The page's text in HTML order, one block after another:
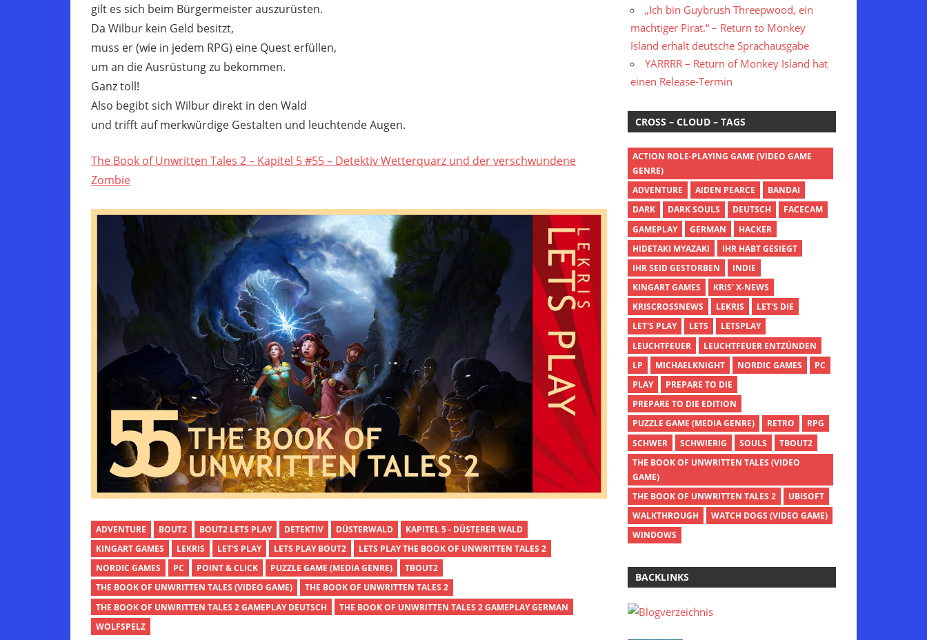
gilt es sich beim Bürgermeister auszurüsten.
Da Wilbur kein Geld besitzt,
muss er (wie in jedem RPG) eine Quest erfüllen,
um an die Ausrüstung zu bekommen.
Ganz toll!
Also begibt sich Wilbur direkt in den Wald
und trifft auf merkwürdige Gestalten und leuchtende Augen.
The Book of Unwritten Tales 2 – Kapitel 5 #55 – Detektiv Wetterquarz und der verschwundene
Zombie
ADVENTURE BOUT2 BOUT2 LETS PLAY DETEKTIV DÜSTERWALD
KAPITEL 5 - DÜSTERER WALD
KINGART GAMES
LEKRIS LET'S PLAY LETS PLAY BOUT2
LETS PLAY THE BOOK OF UNWRITTEN TALES 2
NORDIC GAMES
PC POINT & CLICK PUZZLE GAME (MEDIA GENRE)
TBOUT2
THE BOOK OF UNWRITTEN TALES (VIDEO GAME)
THE BOOK OF UNWRITTEN TALES 2
THE BOOK OF UNWRITTEN TALES 2 GAMEPLAY DEUTSCH
THE BOOK OF UNWRITTEN TALES 2 GAMEPLAY GERMAN
WOLFSPELZ
„Ich bin Guybrush Threepwood, ein
mächtiger Pirat.“ – Return to Monkey
Island erhält deutsche Sprachausgabe
YARRRR – Return of Monkey Island hat
einen Release-Termin
CROSS – CLOUD – TAGS
ACTION ROLE-PLAYING GAME (VIDEO GAME
GENRE)
ADVENTURE
AIDEN PEARCE
BANDAI
DARK
DARK SOULS DEUTSCH
FACECAM
GAMEPLAY
GERMAN
HACKER
HIDETAKI MYAZAKI
IHR HABT GESIEGT
IHR SEID GESTORBEN
INDIE
KINGART GAMES
KRIS' X-NEWS
KRISCROSSNEWS
LEKRIS
LET'S DIE
LET'S PLAY
LETS
LETSPLAY
LEUCHTFEUER
LEUCHTFEUER ENTZÜNDEN
LP
MICHAELKNIGHT NORDIC GAMES
PC
PLAY
PREPARE TO DIE
PREPARE TO DIE EDITION
PUZZLE GAME (MEDIA GENRE)
RETRO
RPG
SCHWER
SCHWIERIG SOULS
TBOUT2
THE BOOK OF UNWRITTEN TALES (VIDEO
GAME)
THE BOOK OF UNWRITTEN TALES 2
UBISOFT
WALKTHROUGH
WATCH DOGS (VIDEO GAME)
WINDOWS
BACKLINKS